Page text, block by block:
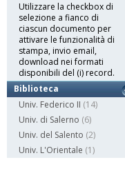
Utilizzare la checkbox di
selezione a fianco di
ciascun documento per
attivare le funzionalità di
stampa, invio email,
download nei formati
disponibili del (i) record.
Biblioteca
Univ. Federico II (14)
Univ. di Salerno (6)
Univ. del Salento (2)
Univ. L'Orientale (1)